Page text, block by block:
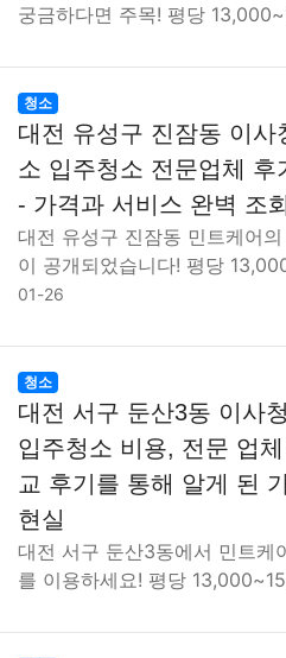
궁금하다면 주목! 평당
청소
대전 유성구 진잠동 이사
소 입주청소 전문업체 후
- 가격과 서비스 완벽 조
대전 유성구 진잠동 민트케어
이 공개되었습니다! 평당
01-26
청소
대전 서구 둔산3동 이사
입주청소 비용, 전문 업체
교 후기를 통해 알게 된
현실
대전 서구 둔산3동에서 민트케
를 이용하세요! 평당